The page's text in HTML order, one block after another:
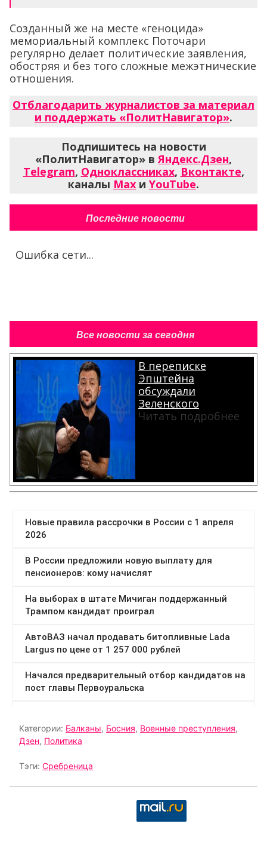
Созданный же на месте «геноцида»
мемориальный комплекс Поточари
регулярно делает политические заявления,
обостряя и без того сложные межэтнические
отношения.
Отблагодарить журналистов за материал
и поддержать «ПолитНавигатор».
Подпишитесь на новости
«ПолитНавигатор» вЯндекс.Дзен,
Telegram, Одноклассниках, Вконтакте,
каналы Max и YouTube.
Последние новости
Ошибка сети...
Все новости за сегодня
В переписке
Эпштейна
обсуждали
Зеленского
Читать подробнее
Категории: Балканы, Босния, Военные преступления,
Дзен, Политика
Тэги: Сребреница